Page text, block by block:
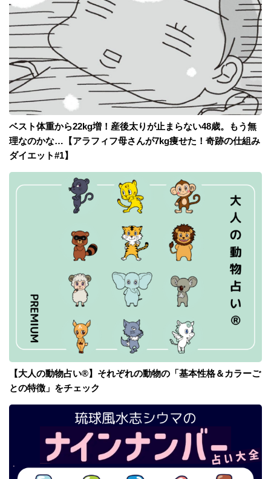
ベスト体重から22kg増！産後太りが止まらない48歳。もう無
理なのかな…【アラフィフ母さんが7kg痩せた！奇跡の仕組み
ダイエット#1】
【大人の動物占い®】それぞれの動物の「基本性格＆カラーご
との特徴」をチェック